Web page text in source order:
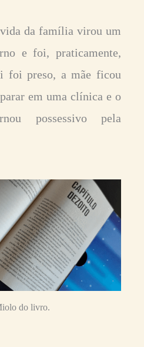
da família virou um
e foi, praticamente,
foi preso, a mãe ficou
em uma clínica e o
possessivo pela
do livro.